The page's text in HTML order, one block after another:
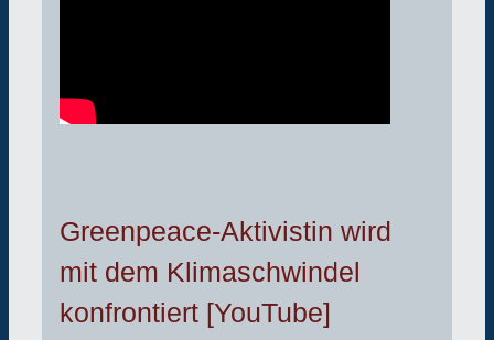
Greenpeace-Aktivistin wird
mit dem Klimaschwindel
konfrontiert [YouTube]